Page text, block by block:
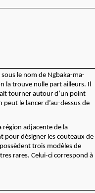
le nom de Ngbaka-ma-
la trouve nulle part ailleurs. Il
tourner autour d’un point
le lancer d’au-dessus de
région adjacente de la
pour désigner les couteaux de
trois modèles de
rares. Celui-ci correspond à